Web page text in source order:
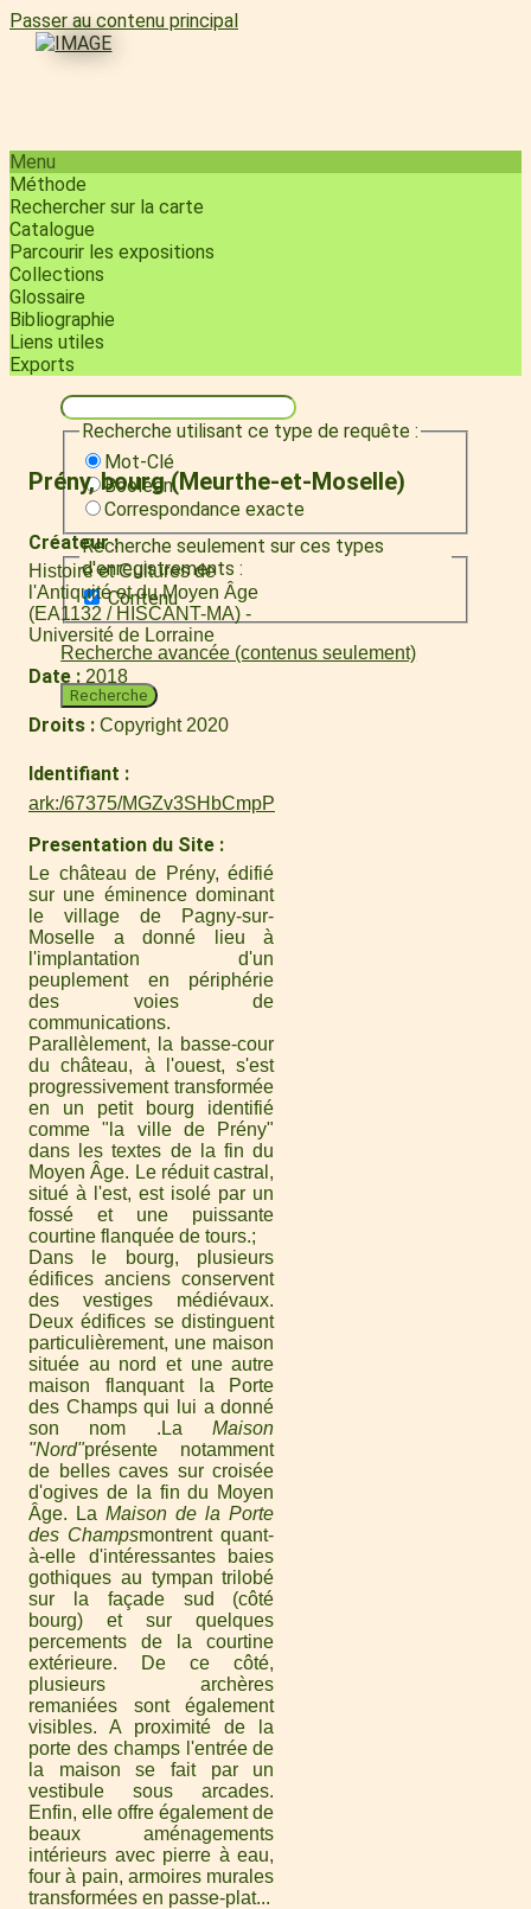
Passer au contenu principal
Menu
Méthode
Rechercher sur la carte
Catalogue
Parcourir les expositions
Collections
Glossaire
Bibliographie
Liens utiles
Exports
Recherche utilisant ce type de requête :
Mot-Clé
Booléen
Correspondance exacte
Recherche seulement sur ces types
d'enregistrements :
Contenu
Recherche avancée (contenus seulement)
Recherche
Prény, bourg (Meurthe-et-Moselle)
Créateur
Histoire et Cultures de
l'Antiquité et du Moyen Âge
(EA1132 / HISCANT-MA) -
Université de Lorraine
Date 2018
Droits Copyright 2020
Identifiant
ark:/67375/MGZv3SHbCmpP
Presentation du Site
Le château de Prény, édifié
sur une éminence dominant
le village de Pagny-sur-
Moselle a donné lieu à
l'implantation d'un
peuplement en périphérie
des voies de
communications.
Parallèlement, la basse-cour
du château, à l'ouest, s'est
progressivement transformée
en un petit bourg identifié
comme "la ville de Prény"
dans les textes de la fin du
Moyen Âge. Le réduit castral,
situé à l'est, est isolé par un
fossé et une puissante
courtine flanquée de tours.
Dans le bourg, plusieurs
édifices anciens conservent
des vestiges médiévaux.
Deux édifices se distinguent
particulièrement, une maison
située au nord et une autre
maison flanquant la Porte
des Champs qui lui a donné
son nom .LaMaison
"Nord"présente notamment
de belles caves sur croisée
d'ogives de la fin du Moyen
Âge. LaMaison de la Porte
des Champsmontrent quant-
à-elle d'intéressantes baies
gothiques au tympan trilobé
sur la façade sud (côté
bourg) et sur quelques
percements de la courtine
extérieure. De ce côté,
plusieurs archères
remaniées sont également
visibles. A proximité de la
porte des champs l'entrée de
la maison se fait par un
vestibule sous arcades.
Enfin, elle offre également de
beaux aménagements
intérieurs avec pierre à eau,
four à pain, armoires murales
transformées en passe-plat...